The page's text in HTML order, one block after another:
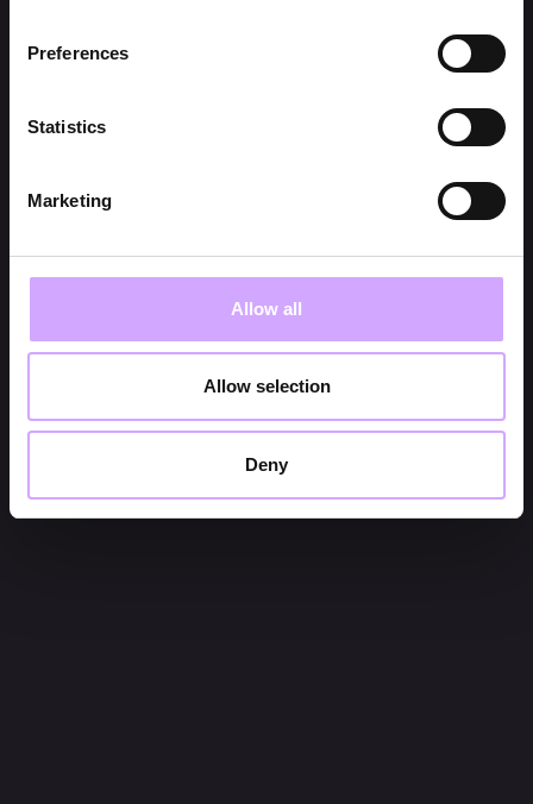
Preferences
Statistics
Marketing
Allow all
Allow selection
Deny